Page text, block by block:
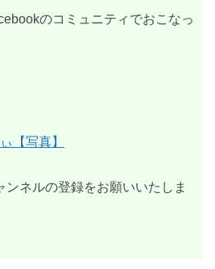
のコミュニティでおこなっ
【写真】
ンネルの登録をお願いいたしま